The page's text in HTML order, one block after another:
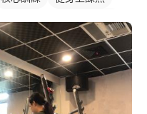
健身團體課
健身課程